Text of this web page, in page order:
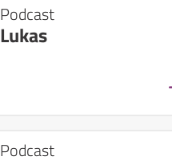
Podcast
Lukas
Podcast